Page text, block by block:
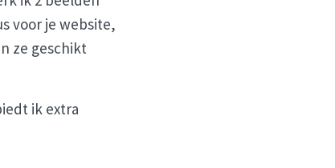
voor je website,
ze geschikt
ik extra